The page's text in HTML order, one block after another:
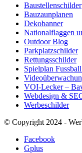
Baustellenschilder
Bauzaunplanen
Dekobanner
Nationalflaggen
Outdoor Blog
Parkplatzschilder
Rettungsschilder
Spielplan
VOI-Lecker –
Webdesign &
Werbeschilder
© Copyright 2024 -
Facebook
Gplus